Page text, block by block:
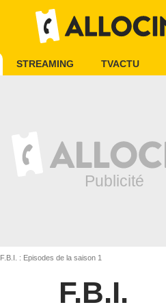
STREAMING TVACTU
F.B.I. : Episodes de la saison 1
F.B.I.